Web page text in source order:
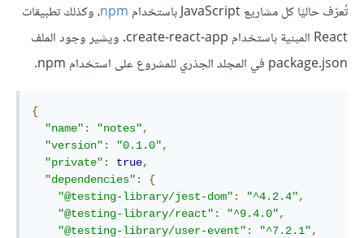
تُعرّف حاليًا كل مشاريع JavaScript باستخدام
npm، وكذلك تطبيقات
React المبنية باستخدام create-react-app. ويشير وجود الملف
package.json في المجلد الجذري للمشروع على استخدام npm.
{
"name" : "notes",
"version" : "0.1.0",
"private" : true,
"dependencies" :
{
"@testing-library/jest-dom" : "^4.2.4",
"@testing-library/react" : "^9.4.0",
"@testing-library/user-event" : "^7.2.1",